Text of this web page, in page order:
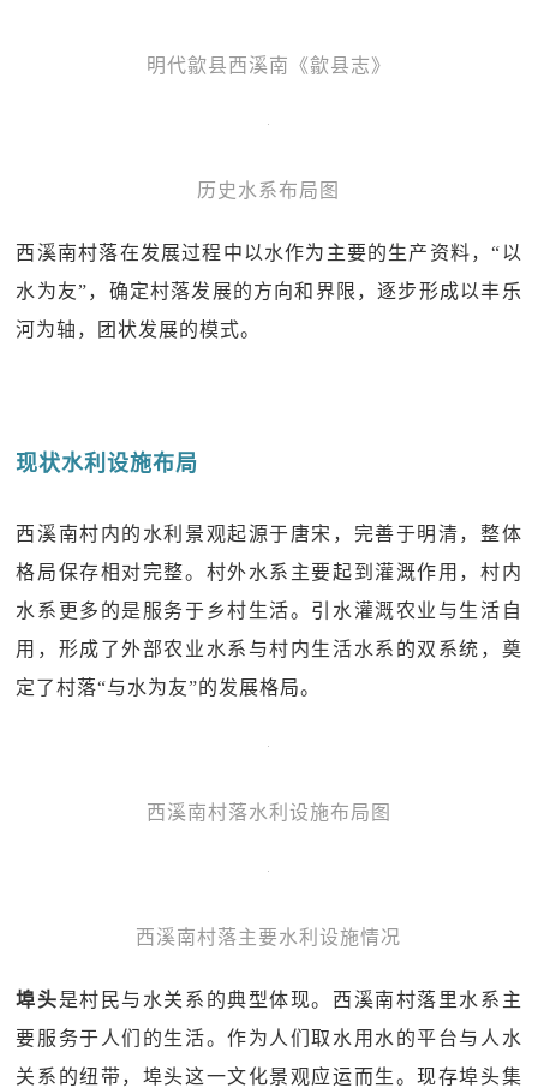
明代歙县西溪南《歙县志》
历史水系布局图
西溪南村落在发展过程中以水作为主要的生产资料，“以
水为友”，确定村落发展的方向和界限，逐步形成以丰乐
河为轴，团状发展的模式。
现状水利设施布局
西溪南村内的水利景观起源于唐宋，完善于明清，整体
格局保存相对完整。村外水系主要起到灌溉作用，村内
水系更多的是服务于乡村生活。引水灌溉农业与生活自
用，形成了外部农业水系与村内生活水系的双系统，奠
定了村落“与水为友”的发展格局。
西溪南村落水利设施布局图
西溪南村落主要水利设施情况
埠头是村民与水关系的典型体现。西溪南村落里水系主
要服务于人们的生活。作为人们取水用水的平台与人水
关系的纽带，埠头这一文化景观应运而生。现存埠头集